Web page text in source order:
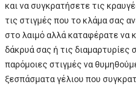
και να συγκρατήσετε τις
τις στιγμές που το κλάμα σας
στο λαιμό αλλά καταφέρατε να
δάκρυά σας ή τις διαμαρτυρίες
παρόμοιες στιγμές να
ξεσπάσματα γέλιου που